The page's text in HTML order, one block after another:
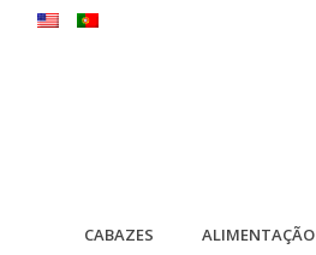
CABAZES ALIMENTAÇÃO